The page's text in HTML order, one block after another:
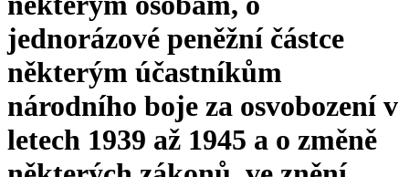
jednorázové peněžní částce
některým účastníkům
národního boje za osvobození v
letech 1939 až 1945 a o změně